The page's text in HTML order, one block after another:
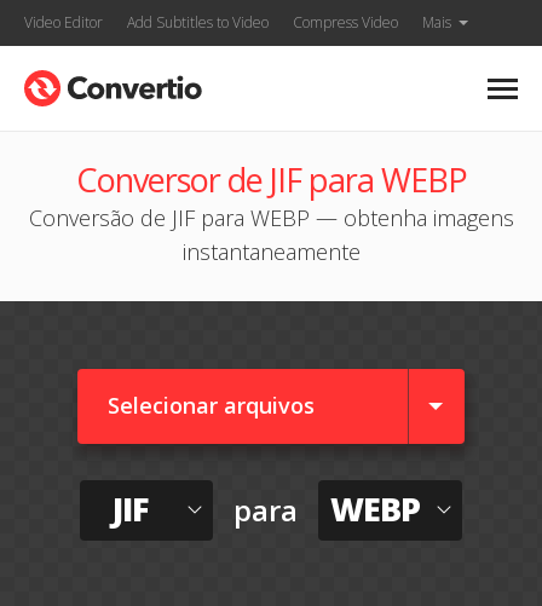
Video Editor Add Subtitles to Video Compress Video Mais
Conversor de JIF para WEBP
Conversão de JIF para WEBP — obtenha imagens
instantaneamente
Selecionar arquivos
JIF para WEBP